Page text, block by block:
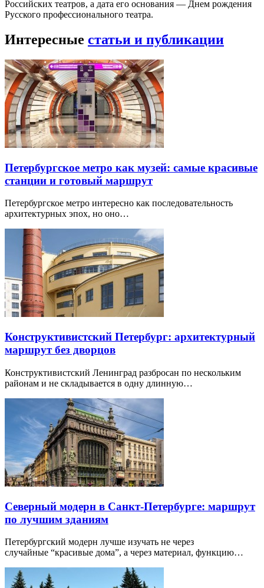
Российских театров, а дата его основания — Днем рождения
Русского профессионального театра.
Интересные статьи и публикации
Петербургское метро как музей: самые красивые
станции и готовый маршрут
Петербургское метро интересно как последовательность
архитектурных эпох, но оно…
Конструктивистский Петербург: архитектурный
маршрут без дворцов
Конструктивистский Ленинград разбросан по нескольким
районам и не складывается в одну длинную…
Северный модерн в Санкт-Петербурге: маршрут
по лучшим зданиям
Петербургский модерн лучше изучать не через
случайные “красивые дома”, а через материал, функцию…